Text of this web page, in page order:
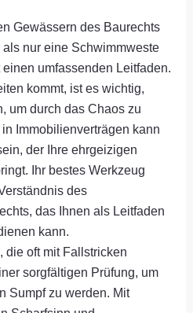
Gewässern des Baurechts
nur eine Schwimmweste
umfassenden Leitfaden.
kommt, ist es wichtig,
um durch das Chaos zu
Immobilienverträgen kann
der Ihre ehrgeizigen
Ihr bestes Werkzeug
des
das Ihnen als Leitfaden
kann.
die oft mit Fallstricken
sorgfältigen Prüfung, um
Sumpf zu werden. Mit